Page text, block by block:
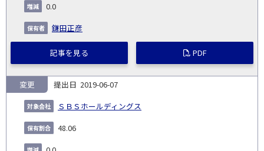
0.0
鎌田正彦
記事を見る PDF
2019-06-07
ＳＢＳホールディングス
変更
48.06